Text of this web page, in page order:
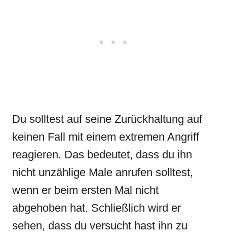
Du solltest auf seine Zurückhaltung auf
keinen Fall mit einem extremen Angriff
reagieren. Das bedeutet, dass du ihn
nicht unzählige Male anrufen solltest,
wenn er beim ersten Mal nicht
abgehoben hat. Schließlich wird er
sehen, dass du versucht hast ihn zu